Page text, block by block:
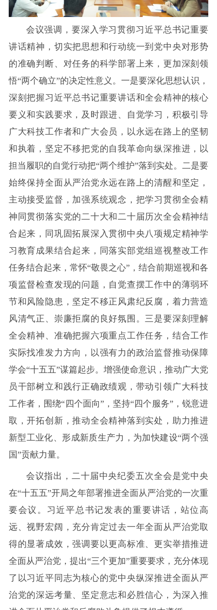
会议强调，要深入学习贯彻习近平总书记重要
讲话精神，切实把思想和行动统一到党中央对形势
的准确判断、对任务的科学部署上来，更加深刻领
悟“两个确立”的决定性意义。一是要深化思想认识，
深刻把握习近平总书记重要讲话和全会精神的核心
要义和实践要求，及时跟进、自觉学习，积极引导
广大科技工作者和广大会员，以永远在路上的坚韧
和执着，坚定不移把党的自我革命向纵深推进，以
担当履职的自觉行动把“两个维护”落到实处。二是要
始终保持全面从严治党永远在路上的清醒和坚定，
主动接受监督，加强系统观念，把学习贯彻全会精
神同贯彻落实党的二十大和二十届历次全会精神结
合起来，同巩固拓展深入贯彻中央八项规定精神学
习教育成果结合起来，同落实部党组巡视整改工作
任务结合起来，常怀“敬畏之心”，结合前期巡视和各
项监督检查发现的问题，自觉查摆工作中的薄弱环
节和风险隐患，坚定不移正风肃纪反腐，着力营造
风清气正、崇廉拒腐的良好氛围。三是要深刻理解
全会精神、准确把握六项重点工作任务，结合工作
实际找准发力方向，以强有力的政治监督推动保障
学会“十五五”谋篇起步。增强使命意识，推动广大党
员干部树立和践行正确政绩观，带动引领广大科技
工作者，围绕“四个面向”，坚持“四个服务”，锐意进
取，开拓创新，推动全会精神落到实处，助力推进
新型工业化、形成新质生产力，为加快建设“两个强
国”贡献力量。
会议指出，二十届中央纪委五次全会是党中央
在“十五五”开局之年部署推进全面从严治党的一次重
要会议。习近平总书记发表的重要讲话，站位高
远、视野宏阔，充分肯定过去一年全面从严治党取
得的显著成效，强调要以更高标准、更实举措推进
全面从严治党，提出“三个更加”重要要求，充分体现
了以习近平同志为核心的党中央纵深推进全面从严
治党的深远考量、坚定意志和必胜信心，为深入推